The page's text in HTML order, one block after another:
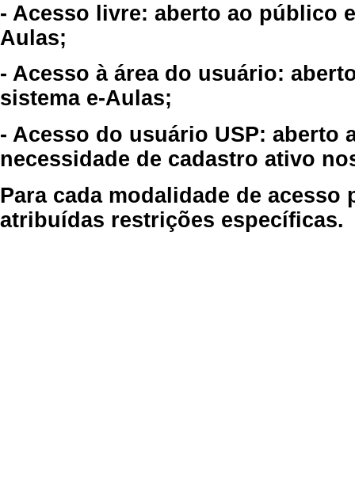
- Acesso livre: aberto ao público
Aulas;
- Acesso à área do usuário:
sistema e-Aulas;
- Acesso do usuário USP: aberto
necessidade de cadastro ativo
Para cada modalidade de
atribuídas restrições específicas.